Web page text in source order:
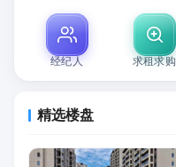
经纪人 求租求购
精选楼盘